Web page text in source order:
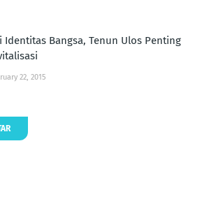
Identitas Bangsa, Tenun Ulos Penting
22, 2015